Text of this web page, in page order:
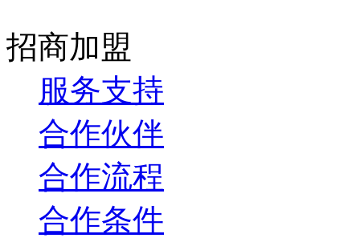
招商加盟
服务支持
合作伙伴
合作流程
合作条件